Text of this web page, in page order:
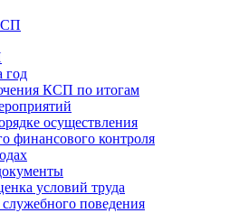
год
КСП по итогам
осуществления
финансового контроля
условий труда
поведения